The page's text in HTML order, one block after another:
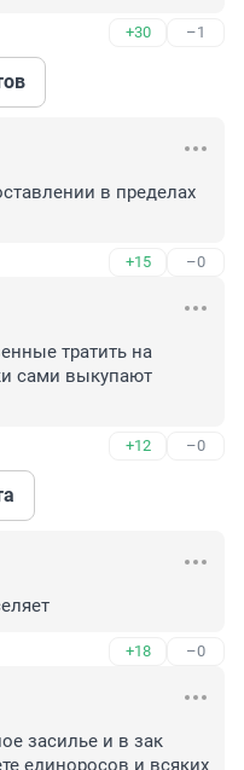
+30 –1
в пределах
+15 –0
тратить на
сами выкупают
+12 –0
+18 –0
засилье и в зак
единоросов и всяких